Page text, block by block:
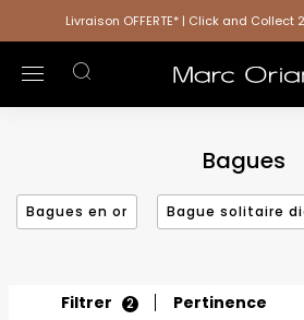
Livraison OFFERTE* | Click and Collect
Bagues
Bagues en or Bague solitaire
Filtrer 2 Pertinence